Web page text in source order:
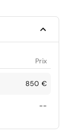
Prix
850 €
--